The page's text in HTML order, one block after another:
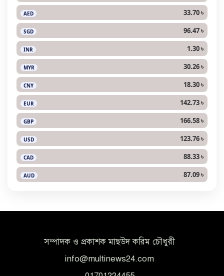
AED 33.70 ৳
SGD 96.47 ৳
INR 1.30 ৳
MYR 30.26 ৳
CNY 18.30 ৳
EUR 142.73 ৳
GBP 166.58 ৳
USD 123.76 ৳
CAD 88.33 ৳
AUD 87.09 ৳
সম্পাদক ও প্রকাশক মাছউদ করিম চৌধুরী
info@multinews24.com